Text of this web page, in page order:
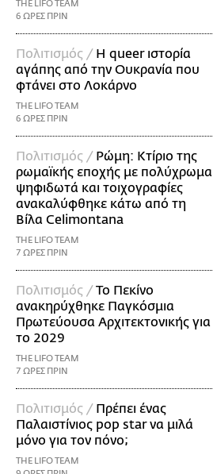
THE LIFO TEAM
6 ΩΡΕΣ ΠΡΙΝ
Πολιτισμός / Η queer ιστορία
αγάπης από την Ουκρανία που
φτάνει στο Λοκάρνο
THE LIFO TEAM
6 ΩΡΕΣ ΠΡΙΝ
Πολιτισμός / Ρώμη: Κτίριο της
ρωμαϊκής εποχής με πολύχρωμα
ψηφιδωτά και τοιχογραφίες
ανακαλύφθηκε κάτω από τη
Βίλα Celimontana
THE LIFO TEAM
7 ΩΡΕΣ ΠΡΙΝ
Πολιτισμός / Το Πεκίνο
ανακηρύχθηκε Παγκόσμια
Πρωτεύουσα Αρχιτεκτονικής για
το 2029
THE LIFO TEAM
7 ΩΡΕΣ ΠΡΙΝ
Πολιτισμός / Πρέπει ένας
Παλαιστίνιος pop star να μιλά
μόνο για τον πόνο;
THE LIFO TEAM